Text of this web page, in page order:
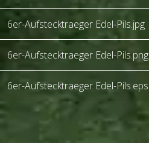
6er-Aufstecktraeger Edel-Pils.jpg
6er-Aufstecktraeger Edel-Pils.png
6er-Aufstecktraeger Edel-Pils.eps